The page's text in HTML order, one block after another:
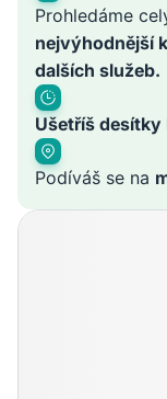
Prohledáme
nejvýhodnější
dalších služeb.
Ušetříš
Podíváš se na